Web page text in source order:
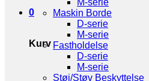
0
Kurv
Maskin Borde
D-serie
M-serie
Fastholdelse
D-serie
M-serie
Støj/Støv Beskyttelse